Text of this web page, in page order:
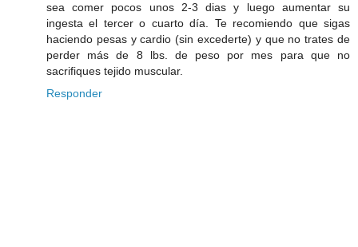
sea comer pocos unos 2-3 dias y luego aumentar su
ingesta el tercer o cuarto día. Te recomiendo que sigas
haciendo pesas y cardio (sin excederte) y que no trates de
perder más de 8 lbs. de peso por mes para que no
sacrifiques tejido muscular.
Responder